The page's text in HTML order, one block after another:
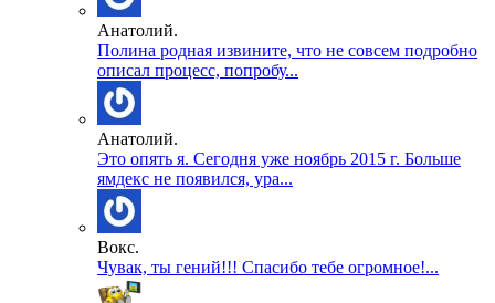
Анатолий.
Полина родная извините, что не совсем подробно
описал процесс, попробу...
Анатолий.
Это опять я. Сегодня уже ноябрь 2015 г. Больше
ямдекс не появился, ура...
Вокс.
Чувак, ты гений!!! Спасибо тебе огромное!...